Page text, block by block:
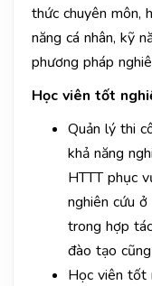
thức chuyên môn,
năng cá nhân, kỹ
phương pháp
Học viên tốt
Quản lý thi
khả năng
HTTT phục
nghiên cứu
trong hợp
đào tạo
Học viên tốt